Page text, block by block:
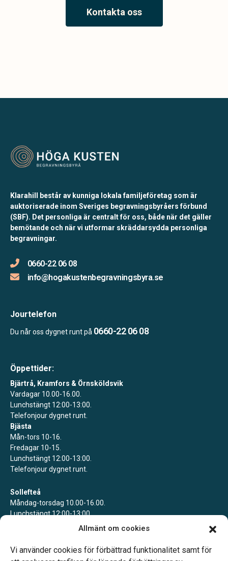
Allmänt om cookies
Vi använder cookies för förbättrad funktionalitet samt för
Kontakta oss
Klarahill består av kunniga lokala familjeföretag som är
auktoriserade inom Sveriges begravningsbyråers förbund
(SBF). Det personliga är centralt för oss, både när det gäller
bemötande och när vi utformar skräddarsydda personliga
begravningar.
0660-22 06 08
info@hogakustenbegravningsbyra.se
Jourtelefon
Du når oss dygnet runt på 0660-22 06 08
Öppettider:
Bjärtrå, Kramfors & Örnsköldsvik
Vardagar 10.00-16.00.
Lunchstängt 12:00-13:00.
Telefonjour dygnet runt.
Bjästa
Mån-tors 10-16.
Fredagar 10-15.
Lunchstängt 12:00-13:00.
Telefonjour dygnet runt.
Sollefteå
Måndag-torsdag 10.00-16.00.
Lunchstängt 12:00-13:00.
Telefonjour dygnet runt.
Ullånger
Bokade mötestider.